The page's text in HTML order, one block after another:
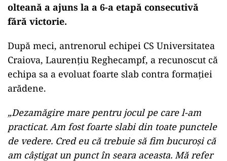
olteană a ajuns la a 6-a etapă consecutivă
fără victorie.
După meci, antrenorul echipei CS Universitatea
Craiova, Laurenţiu Reghecampf, a recunoscut că
echipa sa a evoluat foarte slab contra formației
arădene.